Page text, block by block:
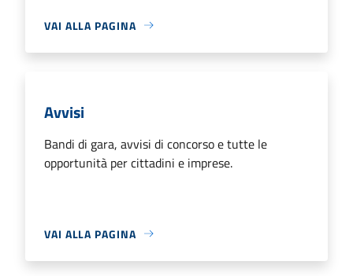
VAI ALLA PAGINA
Avvisi
Bandi di gara, avvisi di concorso e tutte le
opportunità per cittadini e imprese.
VAI ALLA PAGINA